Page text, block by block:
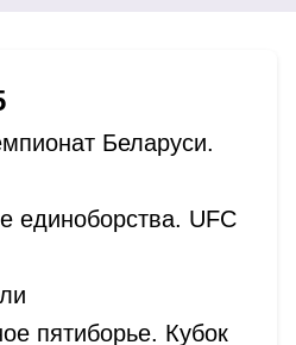
Беларуси.
единоборства. UFC
пятиборье. Кубок